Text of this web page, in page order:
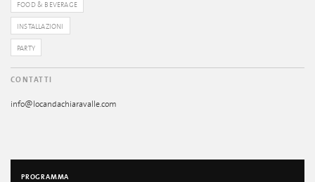
FOOD & BEVERAGE
INSTALLAZIONI
PARTY
CONTATTI
info@locandachiaravalle.com
PROGRAMMA